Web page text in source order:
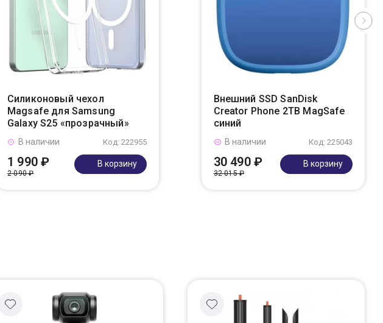
Силиконовый чехол
Magsafe для Samsung
Galaxy S25 «прозрачный»
Код: 222955
В наличии
1 990 ₽
2 090 ₽
В корзину
Внешний SSD SanDisk
Creator Phone 2TB MagSafe
синий
Код: 225043
В наличии
30 490 ₽
32 015 ₽
В корзину